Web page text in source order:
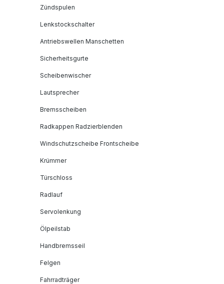
Zündspulen
Lenkstockschalter
Antriebswellen Manschetten
Sicherheitsgurte
Scheibenwischer
Lautsprecher
Bremsscheiben
Radkappen Radzierblenden
Windschutzscheibe Frontscheibe
Krümmer
Türschloss
Radlauf
Servolenkung
Ölpeilstab
Handbremsseil
Felgen
Fahrradträger